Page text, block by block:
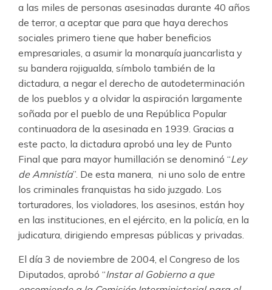
a las miles de personas asesinadas durante 40 años
de terror, a aceptar que para que haya derechos
sociales primero tiene que haber beneficios
empresariales, a asumir la monarquía juancarlista y
su bandera rojigualda, símbolo también de la
dictadura, a negar el derecho de autodeterminación
de los pueblos y a olvidar la aspiración largamente
soñada por el pueblo de una República Popular
continuadora de la asesinada en 1939. Gracias a
este pacto, la dictadura aprobó una ley de Punto
Final que para mayor humillación se denominó “Ley
de Amnistía”. De esta manera, ni uno solo de entre
los criminales franquistas ha sido juzgado. Los
torturadores, los violadores, los asesinos, están hoy
en las instituciones, en el ejército, en la policía, en la
judicatura, dirigiendo empresas públicas y privadas.
El día 3 de noviembre de 2004, el Congreso de los
Diputados, aprobó “Instar al Gobierno a que